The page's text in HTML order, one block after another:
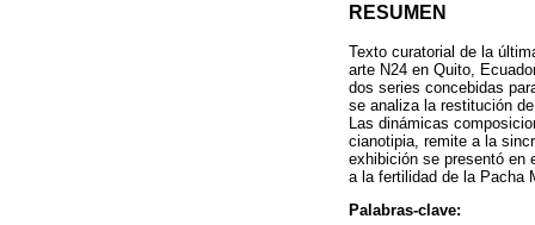
RESUMEN
Texto curatorial de la
arte N24 en Quito,
dos series concebidas
se analiza la restitución
Las dinámicas
cianotipia, remite a la
exhibición se presentó en
a la fertilidad de la Pacha
Palabras-clave: